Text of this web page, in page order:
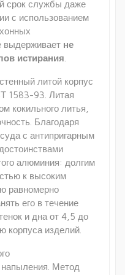
срок службы даже
с использованием
выдерживает не
истирания
литой корпус
1583-93. Литая
кокильного литья,
Благодаря
с антипригарным
алюминия: долгим
к высоким
равномерно
его в течение
и дна от 4,5 до
изделий.
напыления. Метод